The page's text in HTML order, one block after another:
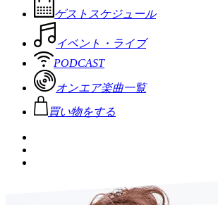
ゲストスケジュール
イベント・ライブ
PODCAST
オンエア楽曲一覧
買い物をする